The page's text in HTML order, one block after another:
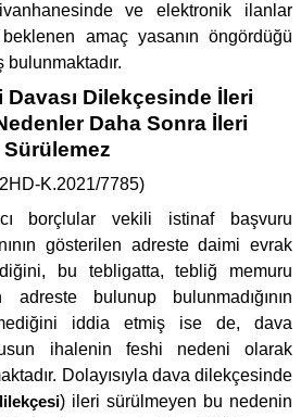
ve elektronik ilanlar
amaç yasanın öngördüğü
Dilekçesinde İleri
Daha Sonra İleri
Sürülemez
K.2021/7785)
borçlular vekili istinaf başvuru
gösterilen adreste daimi evrak
bu tebligatta, tebliğ memuru
adreste bulunup bulunmadığının
iddia etmiş ise de, dava
ihalenin feshi nedeni olarak
Dolayısıyla dava dilekçesinde
) ileri sürülmeyen bu nedenin